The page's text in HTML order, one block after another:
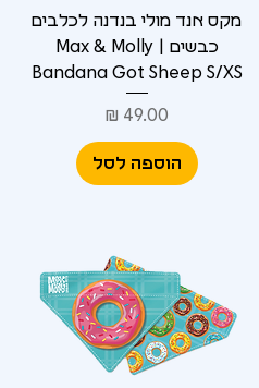
מקס אנד מולי בנדנה לכלבים
כבשים | Max & Molly
Bandana Got Sheep S/XS
מחיר
הוספה לסל